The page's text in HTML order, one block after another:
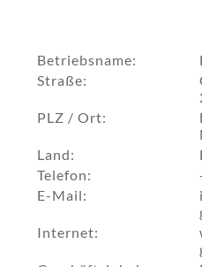
Betriebsname:
Straße:
PLZ / Ort:
Land:
Telefon:
E-Mail:
Internet: